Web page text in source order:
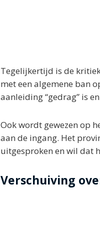
Tegelijkertijd is de
met een algemene ban
aanleiding “gedrag” is
Ook wordt gewezen op
aan de ingang. Het
uitgesproken en wil dat
Verschuiving